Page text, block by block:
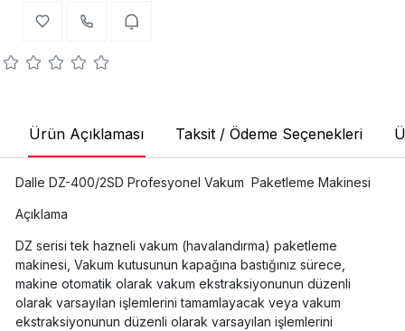
Ürün Açıklaması Taksit / Ödeme Seçenekleri
Dalle DZ-400/2SD Profesyonel Vakum Paketleme Makinesi
Açıklama
DZ serisi tek hazneli vakum (havalandırma) paketleme
makinesi, Vakum kutusunun kapağına bastığınız sürece,
makine otomatik olarak vakum ekstraksiyonunun düzenli
olarak varsayılan işlemlerini tamamlayacak veya vakum
ekstraksiyonunun düzenli olarak varsayılan işlemlerini